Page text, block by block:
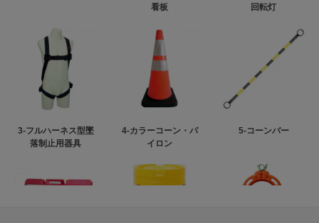
看板
回転灯
3-フルハーネス型墜
落制止用器具
4-カラーコーン・パ
イロン
5-コーンバー